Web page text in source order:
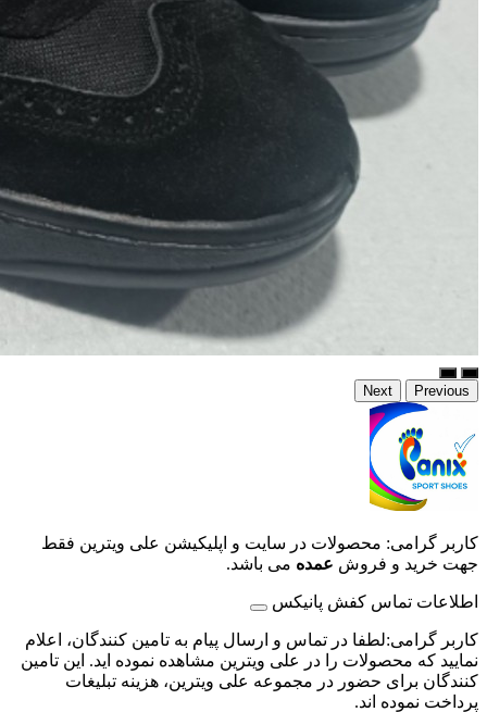
Previous
Next
کاربر گرامی: محصولات در سایت و اپلیکیشن علی ویترین فقط
جهت خرید و فروش عمده می باشد.
اطلاعات تماس کفش پانیکس
کاربر گرامی:لطفا در تماس و ارسال پیام به تامین کنندگان، اعلام
نمایید که محصولات را در علی ویترین مشاهده نموده اید. این تامین
کنندگان برای حضور در مجموعه علی ویترین، هزینه تبلیغات
پرداخت نموده اند.